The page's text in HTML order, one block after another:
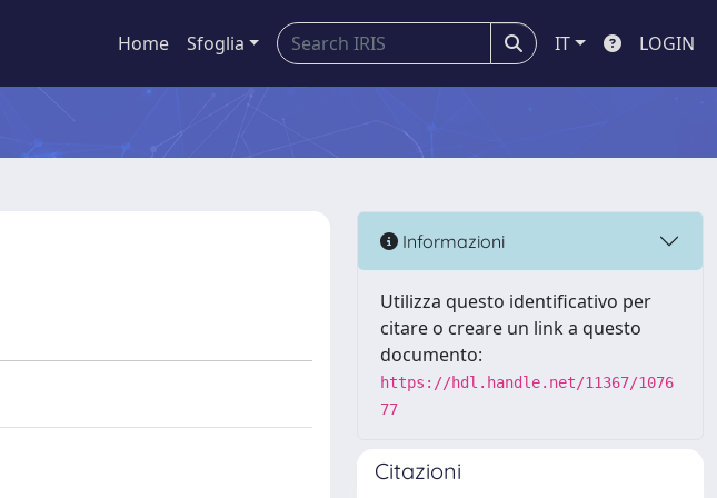
Home Sfoglia IT LOGIN
Informazioni
Utilizza questo identificativo per
citare o creare un link a questo
documento:
https://hdl.handle.net/11367/1076
77
Citazioni